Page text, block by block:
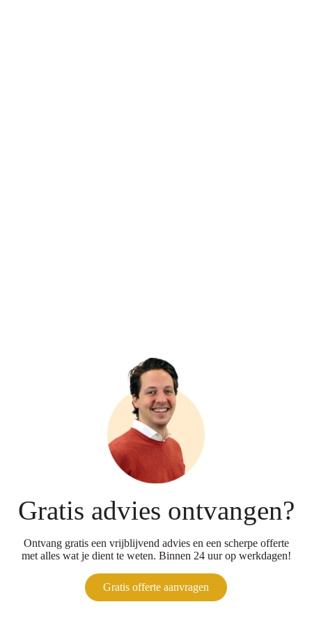
Gratis advies ontvangen?
Ontvang gratis een vrijblijvend advies en een scherpe offerte
met alles wat je dient te weten. Binnen 24 uur op werkdagen!
Gratis offerte aanvragen